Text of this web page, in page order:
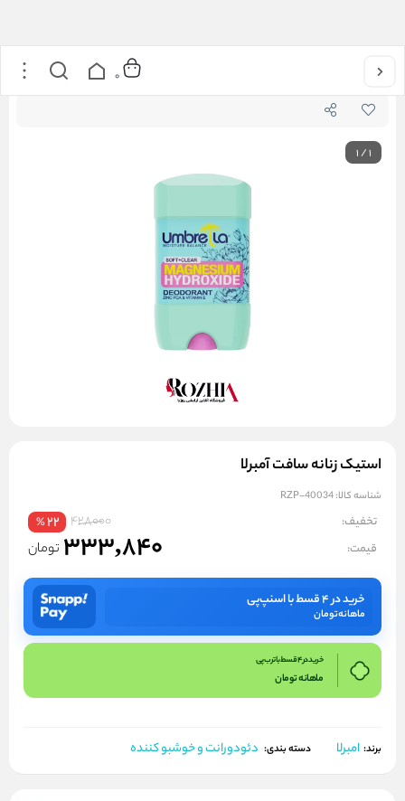
خانه استيک زنانه سافت آمبرلا
0
1/1
استيک زنانه سافت آمبرلا
شناسه کالا:RZP-40034
تخفیف: 428000
22
%
قیمت: 333,840 تومان
خرید در ۴ قسط با اسنپ‌پی
ماهانهتومان
خرید در 4 قسط با ترب پی
ماهانهتومان
برند: امبرلا دسته بندی: دئودورانت و خوشبو کننده